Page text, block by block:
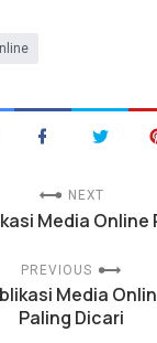
NEXT
Media Online
PREVIOUS
Media
Paling Dicari